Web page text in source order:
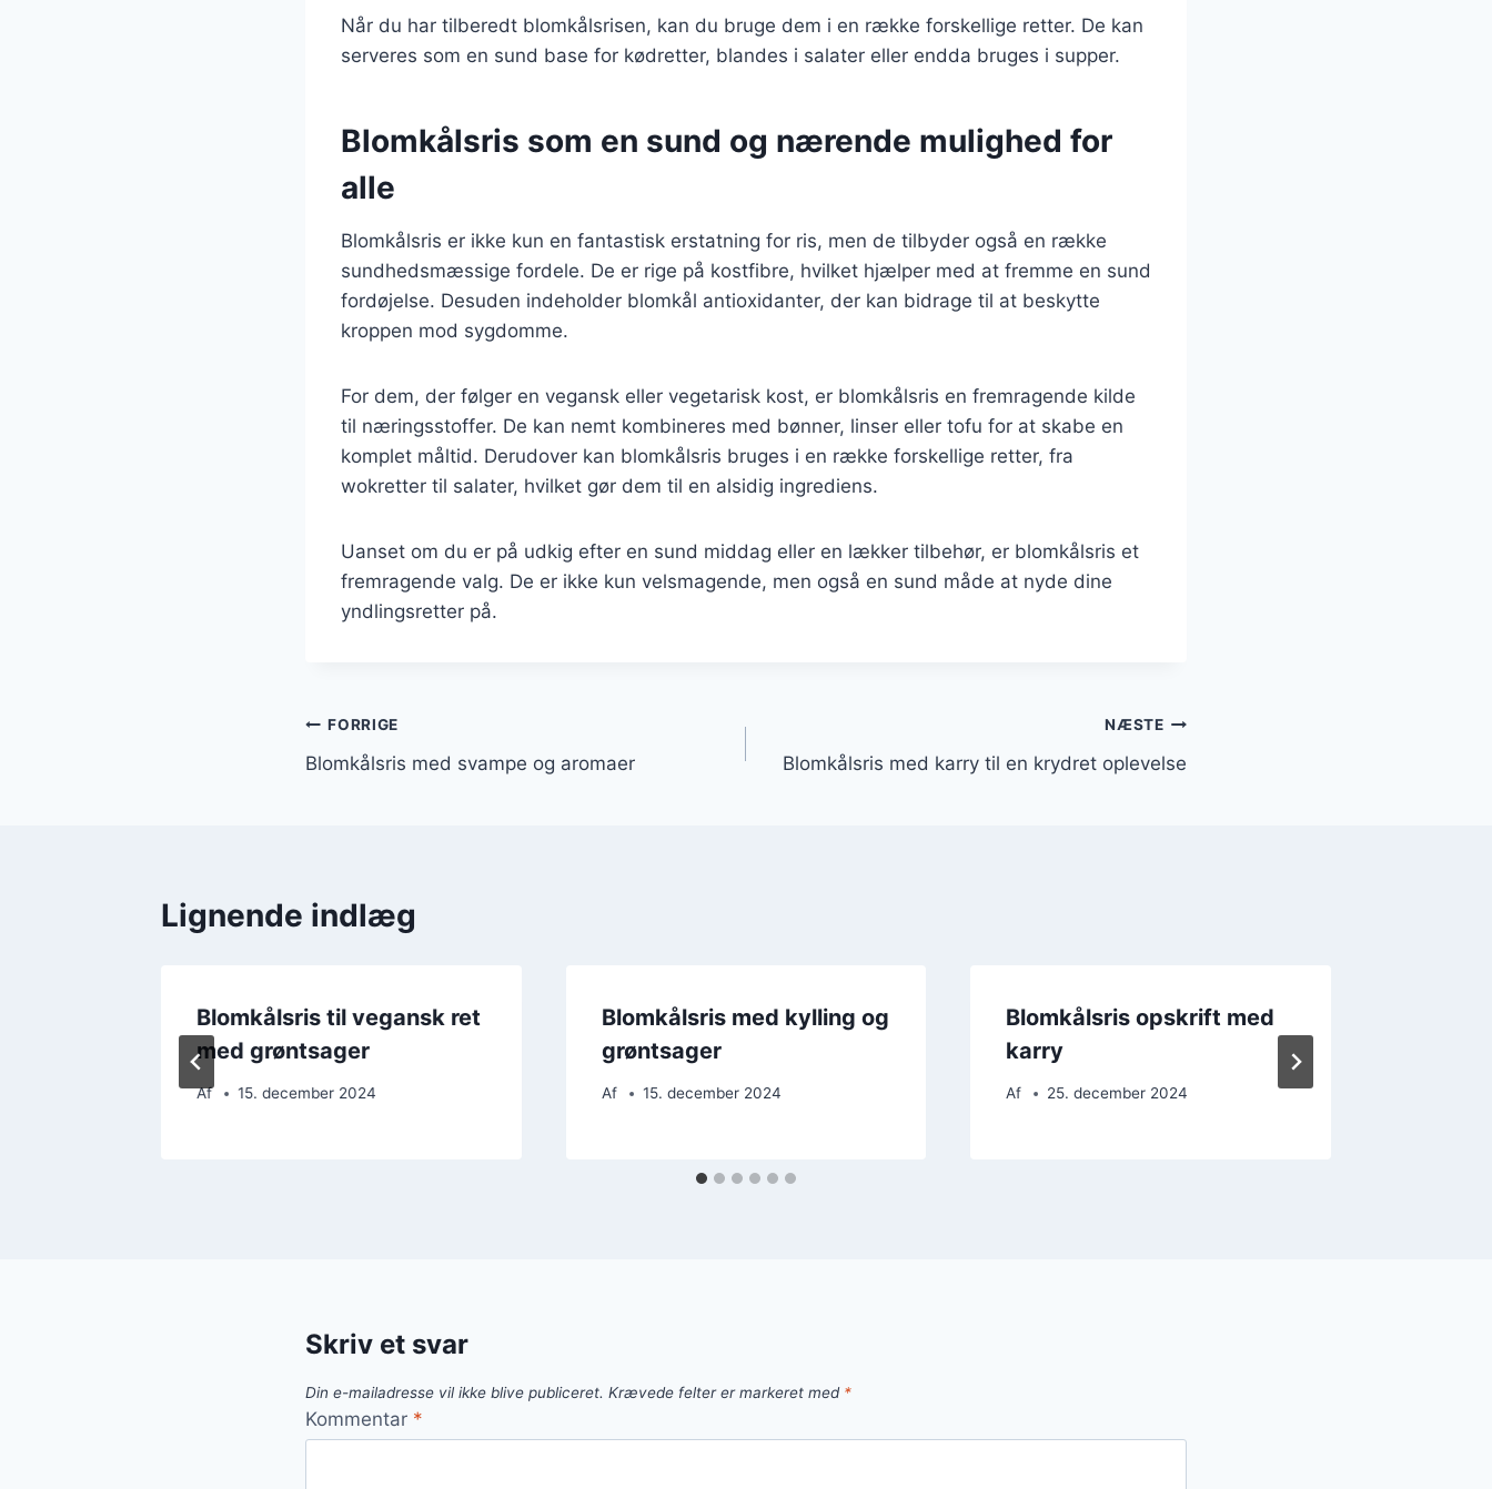
Når du har tilberedt blomkålsrisen, kan du bruge dem i en række forskellige retter. De kan
serveres som en sund base for kødretter, blandes i salater eller endda bruges i supper.
Blomkålsris som en sund og nærende mulighed for
alle
Blomkålsris er ikke kun en fantastisk erstatning for ris, men de tilbyder også en række
sundhedsmæssige fordele. De er rige på kostfibre, hvilket hjælper med at fremme en sund
fordøjelse. Desuden indeholder blomkål antioxidanter, der kan bidrage til at beskytte
kroppen mod sygdomme.
For dem, der følger en vegansk eller vegetarisk kost, er blomkålsris en fremragende kilde
til næringsstoffer. De kan nemt kombineres med bønner, linser eller tofu for at skabe en
komplet måltid. Derudover kan blomkålsris bruges i en række forskellige retter, fra
wokretter til salater, hvilket gør dem til en alsidig ingrediens.
Uanset om du er på udkig efter en sund middag eller en lækker tilbehør, er blomkålsris et
fremragende valg. De er ikke kun velsmagende, men også en sund måde at nyde dine
yndlingsretter på.
Indlægsnavigation
FORRIGE
Blomkålsris med svampe og aromaer
NÆSTE
Blomkålsris med karry til en krydret oplevelse
Lignende indlæg
Blomkålsris til vegansk ret
med grøntsager
Af 15. december 2024
Blomkålsris med kylling og
grøntsager
Af 15. december 2024
Blomkålsris opskrift med
karry
Af 25. december 2024
Skriv et svar
Din e-mailadresse vil ikke blive publiceret. Krævede felter er markeret med *
Kommentar *